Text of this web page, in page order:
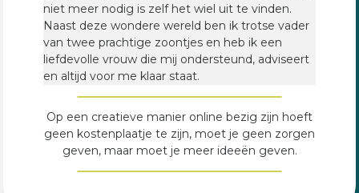
niet meer nodig is zelf het wiel uit te vinden.
Naast deze wondere wereld ben ik trotse vader
van twee prachtige zoontjes en heb ik een
liefdevolle vrouw die mij ondersteund, adviseert
en altijd voor me klaar staat.
Op een creatieve manier online bezig zijn hoeft
geen kostenplaatje te zijn, moet je geen zorgen
geven, maar moet je meer ideeën geven.